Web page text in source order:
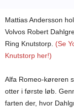
Mattias Andersson
Volvos Robert
Ring Knutstorp. (Se
Knutstorp her!)
Alfa Romeo-køreren
otter i første løb.
farten der, hvor